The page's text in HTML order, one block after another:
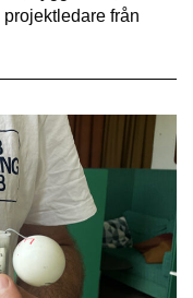
från